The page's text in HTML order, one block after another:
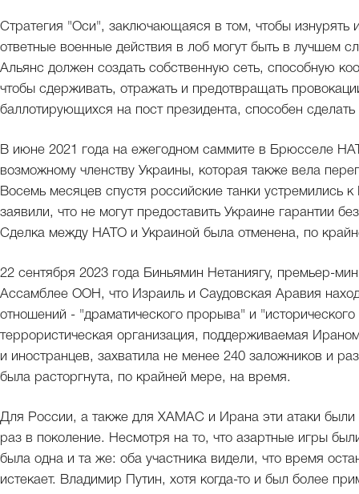
Стратегия "Оси", заключающаяся в том, чтобы изнурять
ответные военные действия в лоб могут быть в лучшем
Альянс должен создать собственную сеть, способную
чтобы сдерживать, отражать и предотвращать
баллотирующихся на пост президента, способен сделать
В июне 2021 года на ежегодном саммите в Брюсселе
возможному членству Украины, которая также вела
Восемь месяцев спустя российские танки устремились
заявили, что не могут предоставить Украине гарантии
Сделка между НАТО и Украиной была отменена, по
22 сентября 2023 года Биньямин Нетаниягу, премьер-
Ассамблее ООН, что Израиль и Саудовская Аравия
отношений - "драматического прорыва" и
террористическая организация, поддерживаемая
и иностранцев, захватила не менее 240 заложников и
была расторгнута, по крайней мере, на время.
Для России, а также для ХАМАС и Ирана эти атаки были
раз в поколение. Несмотря на то, что азартные игры
была одна и та же: оба участника видели, что время
истекает. Владимир Путин, хотя когда-то и был более